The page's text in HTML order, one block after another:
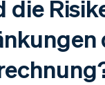
die